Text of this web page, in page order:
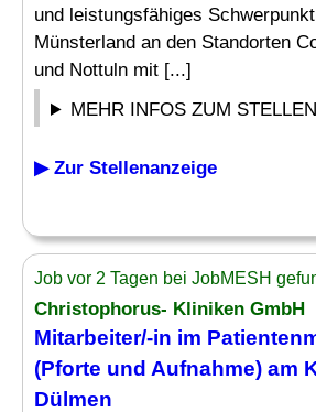
und leistungsfähiges
Münsterland an den Standorten
und Nottuln mit [...]
MEHR INFOS ZUM
▶ Zur Stellenanzeige
Job vor 2 Tagen bei JobMESH
Christophorus- Kliniken GmbH
Mitarbeiter/-in im
(Pforte und Aufnahme) am
Dülmen